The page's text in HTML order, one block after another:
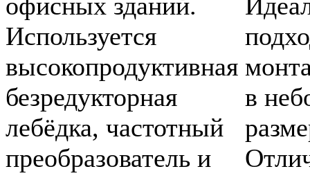
Используется
высокопродуктивная
безредукторная
лебёдка, частотный
преобразователь и
в